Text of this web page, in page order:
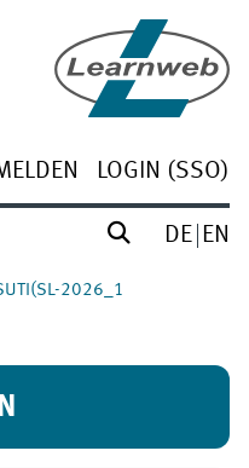
LOGIN (SSO)
DE EN
2026_1